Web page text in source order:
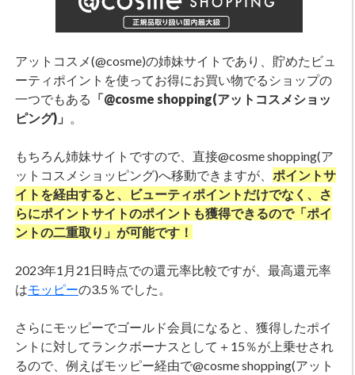
アットコスメ(@cosme)の姉妹サイトであり、貯めたビュ
ーティポイントを使ってお得にお買い物でるショップの
一つでもある 「@cosme shopping(アットコスメショッ
ピング)」
もちろん姉妹サイトですので、直接@cosme shopping(ア
ットコスメショッピング)へ移動できますが、 ポイントサ
イトを経由すると、ビューティポイントだけでなく、さ
らにポイントサイトのポイントも獲得できるので「ポイ
ントの二重取り」が可能です！
2023年1月21日時点での還元率比較ですが、最高還元率
はモッピーの3.5％でした。
さらにモッピーでゴールド会員になると、獲得したポイ
ントに対してランクボーナスとして＋15％が上乗せされ
るので、例えばモッピー経由で@cosme shopping(アット